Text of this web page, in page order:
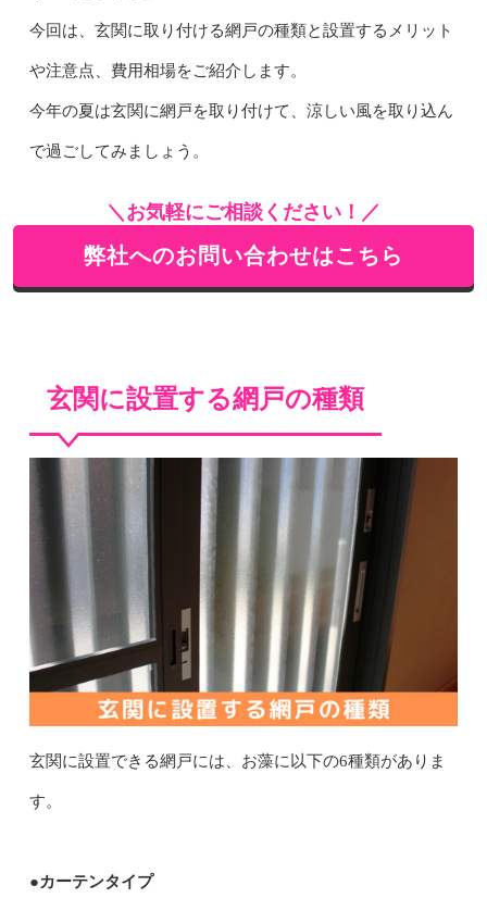
今回は、玄関に取り付ける網戸の種類と設置するメリット
や注意点、費用相場をご紹介します。
今年の夏は玄関に網戸を取り付けて、涼しい風を取り込ん
で過ごしてみましょう。
＼お気軽にご相談ください！／
弊社へのお問い合わせはこちら
玄関に設置する網戸の種類
玄関に設置できる網戸には、お藻に以下の6種類がありま
す。
●カーテンタイプ